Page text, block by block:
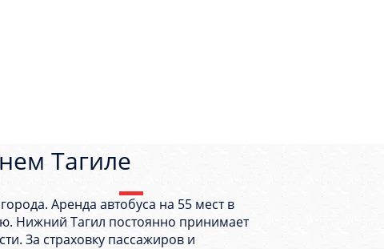
Тагиле
Аренда автобуса на 55 мест в
Нижний Тагил постоянно принимает
За страховку пассажиров и